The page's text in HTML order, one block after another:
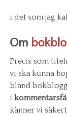
i det som jag
Om
Precis som
vi ska kunna
bland
i
känner vi